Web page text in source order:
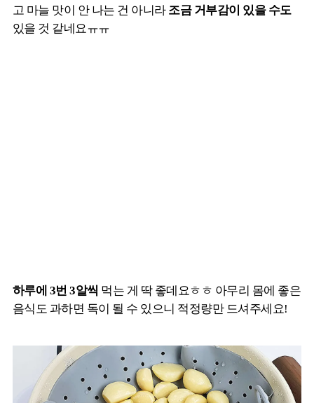
고 마늘 맛이 안 나는 건 아니라 조금 거부감이 있을 수도
있을 것 같네요ㅠㅠ
하루에 3번 3알씩 먹는 게 딱 좋데요ㅎㅎ 아무리 몸에 좋은
음식도 과하면 독이 될 수 있으니 적정량만 드셔주세요!